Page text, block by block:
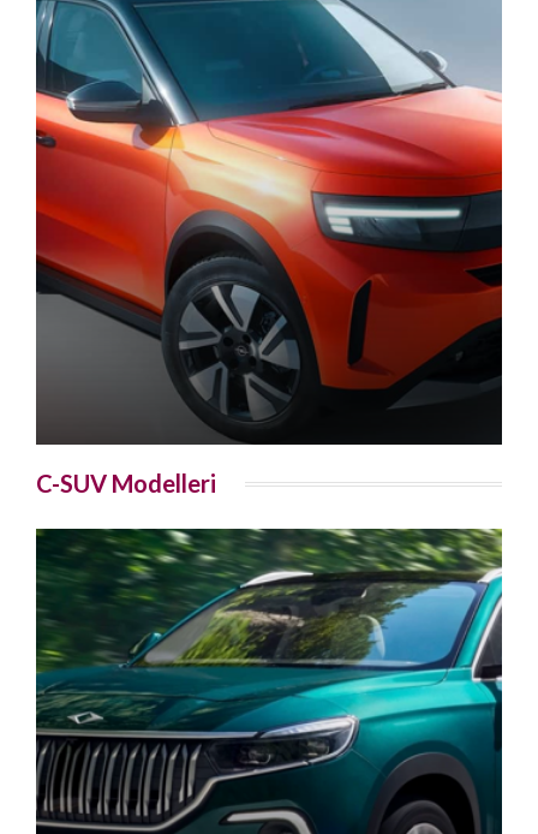
C-SUV Modelleri